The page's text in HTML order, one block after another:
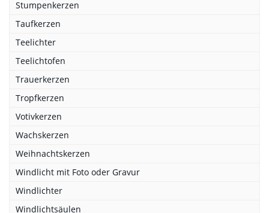
Stumpenkerzen
Taufkerzen
Teelichter
Teelichtofen
Trauerkerzen
Tropfkerzen
Votivkerzen
Wachskerzen
Weihnachtskerzen
Windlicht mit Foto oder Gravur
Windlichter
Windlichtsäulen